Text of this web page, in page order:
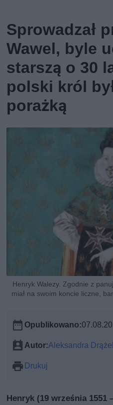
Sprowadzał
Wawel, byle
starszą o 30
polski król
porażką
Henryk Walezy. Zgodnie z
miał na swoim koncie liczne,
Opublikowano:
Autor:Aleksandra
Drukuj
Henryk (19 września 1551